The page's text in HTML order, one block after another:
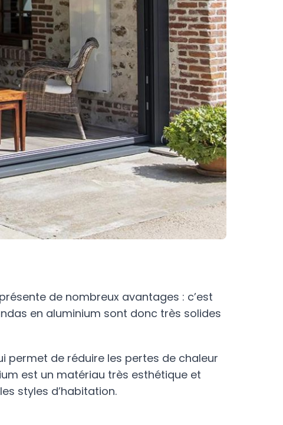
de nombreux avantages : c’est
en aluminium sont donc très solides
permet de réduire les pertes de chaleur
est un matériau très esthétique et
styles d’habitation.